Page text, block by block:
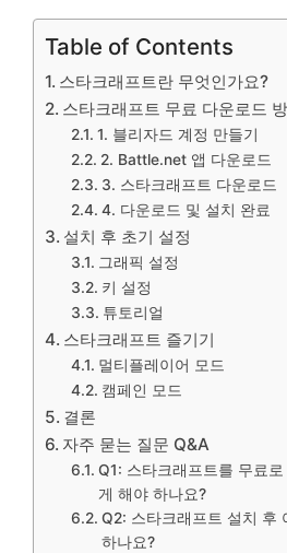
Table of Contents
스타크래프트란 무엇인가요?
스타크래프트 무료 다운로드
1. 블리자드 계정 만들기
2. Battle.net 앱 다운로드
3. 스타크래프트 다운로드
4. 다운로드 및 설치 완료
설치 후 초기 설정
그래픽 설정
키 설정
튜토리얼
스타크래프트 즐기기
멀티플레이어 모드
캠페인 모드
결론
자주 묻는 질문 Q&A
Q1: 스타크래프트를 무료
게 해야 하나요?
Q2: 스타크래프트 설치 후
하나요?